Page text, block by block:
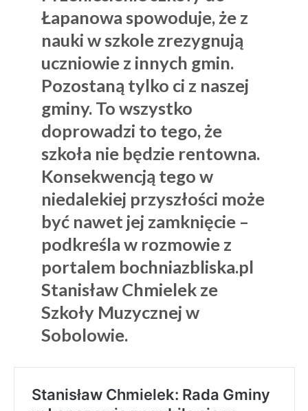
Łapanowa spowoduje, że z
nauki w szkole zrezygnują
uczniowie z innych gmin.
Pozostaną tylko ci z naszej
gminy. To wszystko
doprowadzi to tego, że
szkoła nie będzie rentowna.
Konsekwencją tego w
niedalekiej przyszłości może
być nawet jej zamknięcie –
podkreśla w rozmowie z
portalem bochniazbliska.pl
Stanisław Chmielek ze
Szkoły Muzycznej w
Sobolowie.